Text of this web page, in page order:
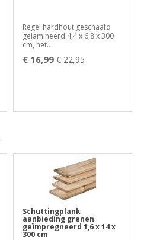
Regel hardhout geschaafd
gelamineerd 4,4 x 6,8 x 300
cm, het..
€ 16,99 € 22,95
Schuttingplank
aanbieding grenen
geïmpregneerd 1,6 x 14 x
300 cm